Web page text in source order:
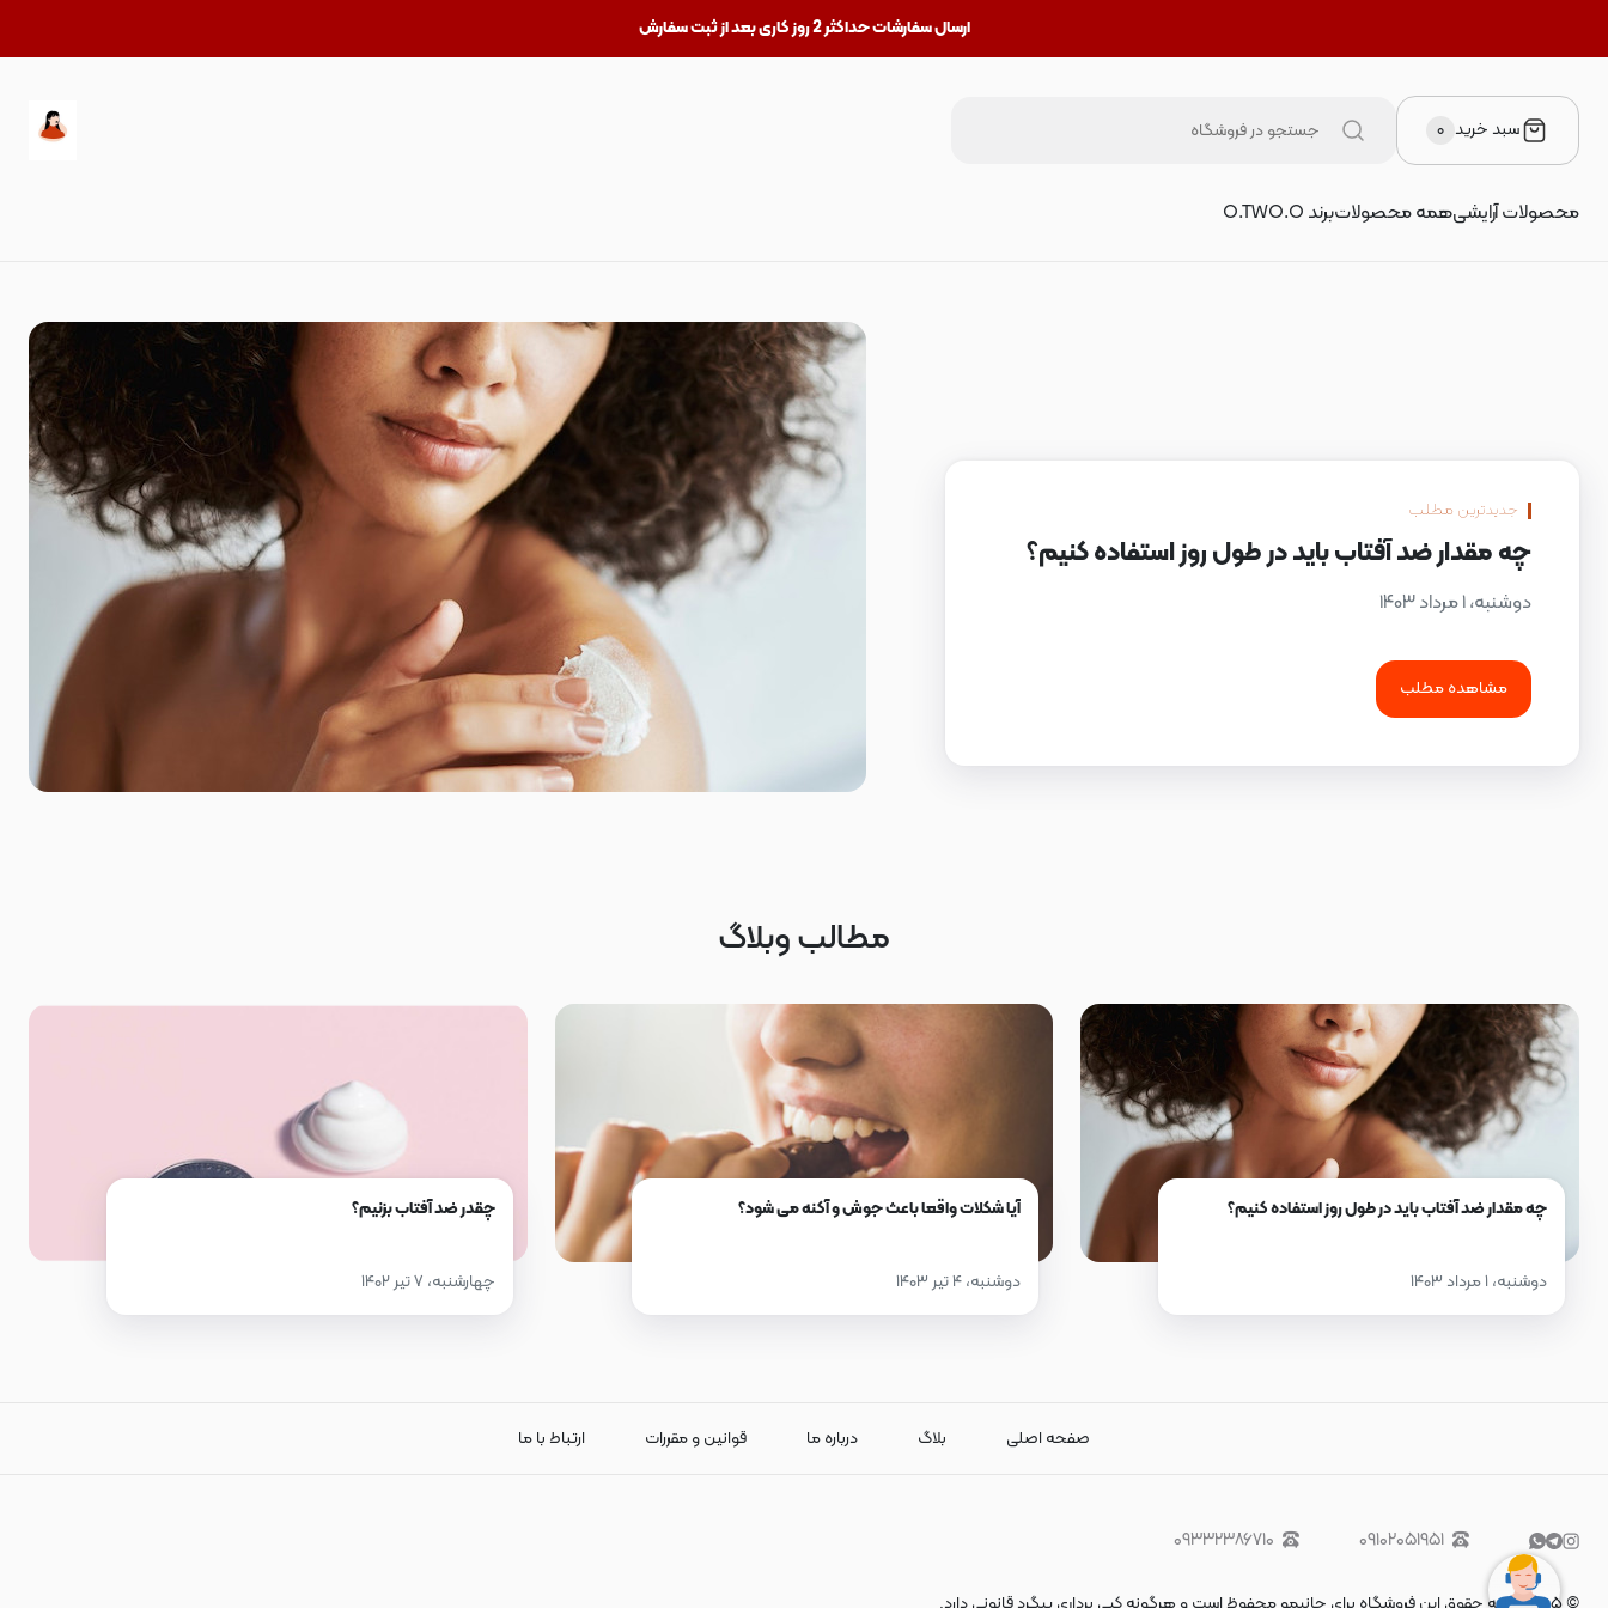
ارسال سفارشات حداکثر 2 روز کاری بعد از ثبت سفارش
سبد خرید ۰
محصولات آرایشیهمه محصولاتبرند O.TWO.O
جدیدترین مطلب
چه مقدار ضد آفتاب باید در طول روز استفاده کنیم؟
دوشنبه، ۱ مرداد ۱۴۰۳
مشاهده مطلب
مطالب وبلاگ
چه مقدار ضد آفتاب باید در طول روز استفاده کنیم؟
دوشنبه، ۱ مرداد ۱۴۰۳
آیا شکلات واقعا باعث جوش و آکنه می شود؟
دوشنبه، ۴ تیر ۱۴۰۳
چقدر ضد آفتاب بزنیم؟
چهارشنبه، ۷ تیر ۱۴۰۲
صفحه اصلی بلاگ درباره ما قوانین و مقررات ارتباط با ما
۰۹۱۰۲۰۵۱۹۵۱ ۰۹۳۳۲۳۸۶۷۱۰